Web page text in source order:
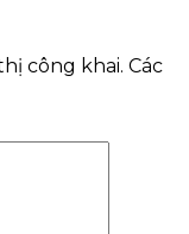
công khai. Các